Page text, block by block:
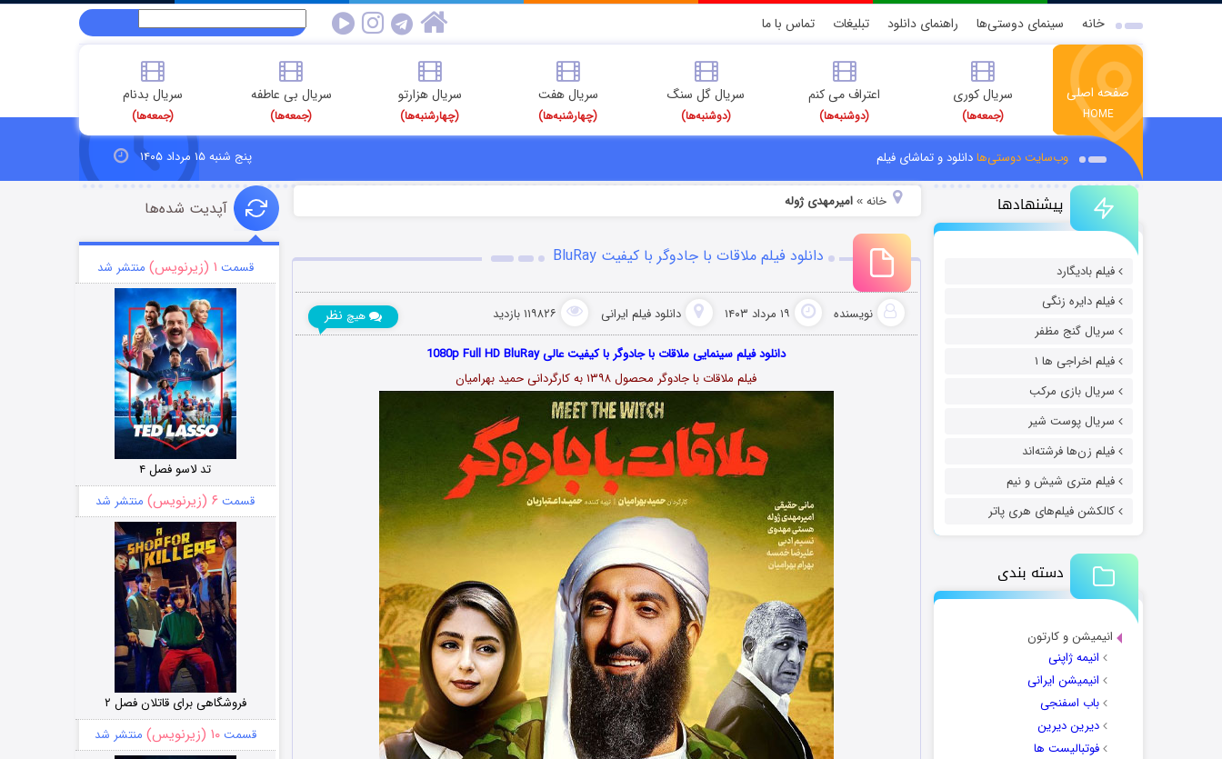
خانه سینمای دوستی‌ها راهنمای دانلود تبلیغات تماس با ما
صفحه اصلی
HOME
سریال کوری
(جمعه‌ها)
اعتراف می کنم
(دوشنبه‌ها)
سریال گل سنگ
(دوشنبه‌ها)
سریال هفت
(چهارشنبه‌ها)
سریال هزارتو
(چهارشنبه‌ها)
سریال بی عاطفه
(جمعه‌ها)
سریال بدنام
(جمعه‌ها)
وب‌سایت دوستی‌هادانلود و تماشای فیلم پنج شنبه ۱۵ مرداد ۱۴۰۵
پیشنهادها
فیلم بادیگارد
فیلم دایره زنگی
سریال گنج مظفر
فیلم اخراجی ها ۱
سریال بازی مرکب
سریال پوست شیر
فیلم زن‌ها فرشته‌اند
فیلم متری شیش و نیم
کالکشن فیلم‌های هری پاتر
دسته بندی
انیمیشن و کارتون
انیمه ژاپنی
انیمیشن ایرانی
باب اسفنجی
دیرین دیرین
فوتبالیست ها
خانه» امیرمهدی ژوله
دانلود فیلم ملاقات با جادوگر با کیفیت BluRay
نویسنده ۱۹ مرداد ۱۴۰۳ دانلود فیلم‌ ایرانی ۱۱۹۸۲۶ بازدید هیچ نظر
دانلود فیلم سینمایی ملاقات با جادوگر با کیفیت عالی 1080p Full HD BluRay
فیلم ملاقات با جادوگر محصول ۱۳۹۸ به کارگردانی حمید بهرامیان
آپدیت شده‌ها
قسمت ۱ (زیرنویس) منتشر شد
تد لاسو فصل ۴
قسمت ۶ (زیرنویس) منتشر شد
فروشگاهی برای قاتلان فصل ۲
قسمت۱۰ (زیرنویس) منتشر شد